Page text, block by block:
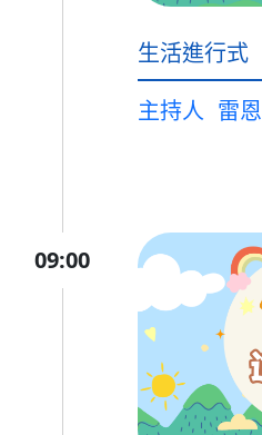
生活進行式
主持人 雷恩
09:00